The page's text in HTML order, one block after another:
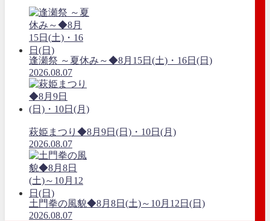
逢瀬祭 ～夏休み～◆8月15日(土)・16日(日)
2026.08.07
萩姫まつり◆8月9日(日)・10日(月)
2026.08.07
土門拳の風貌◆8月8日(土)～10月12日(日)
2026.08.07